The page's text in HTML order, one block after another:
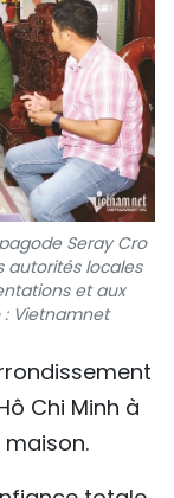
Seray Cro
autorités locales
et aux
: Vietnamnet
Chi Minh à
maison.